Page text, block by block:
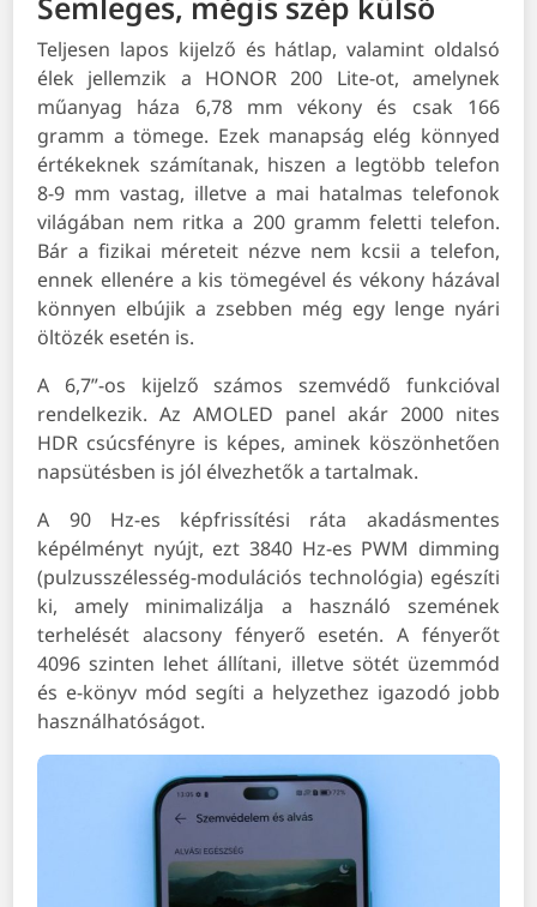
Teljesen lapos kijelző és hátlap, valamint oldalsó
élek jellemzik a HONOR 200 Lite-ot, amelynek
műanyag háza 6,78 mm vékony és csak 166
gramm a tömege. Ezek manapság elég könnyed
értékeknek számítanak, hiszen a legtöbb telefon
8-9 mm vastag, illetve a mai hatalmas telefonok
világában nem ritka a 200 gramm feletti telefon.
Bár a fizikai méreteit nézve nem kcsii a telefon,
ennek ellenére a kis tömegével és vékony házával
könnyen elbújik a zsebben még egy lenge nyári
öltözék esetén is.
A 6,7”-os kijelző számos szemvédő funkcióval
rendelkezik. Az AMOLED panel akár 2000 nites
HDR csúcsfényre is képes, aminek köszönhetően
napsütésben is jól élvezhetők a tartalmak.
A 90 Hz-es képfrissítési ráta akadásmentes
képélményt nyújt, ezt 3840 Hz-es PWM dimming
(pulzusszélesség-modulációs technológia) egészíti
ki, amely minimalizálja a használó szemének
terhelését alacsony fényerő esetén. A fényerőt
4096 szinten lehet állítani, illetve sötét üzemmód
és e-könyv mód segíti a helyzethez igazodó jobb
használhatóságot.